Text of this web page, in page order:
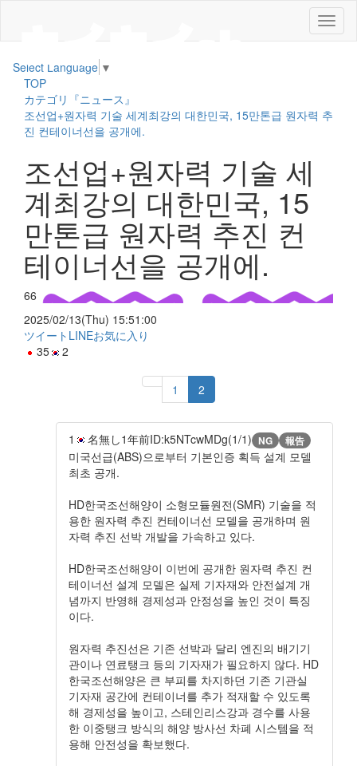
メ
ニ
Select Language ▼
TOP
カテゴリ『ニュース』
조선업+원자력 기술 세계최강의 대한민국, 15만톤급 원자력 추
진 컨테이너선을 공개에.
조선업+원자력 기술 세
계최강의 대한민국, 15
만톤급 원자력 추진 컨
테이너선을 공개에.
66
2025/02/13(Thu) 15:51:00
ツイート LINEお気に入り
35
2
1 2
1 名無し1年前ID:k5NTcwMDg(1/1) NG 報告
미국선급(ABS)으로부터 기본인증 획득 설계 모델
최초 공개.
HD한국조선해양이 소형모듈원전(SMR) 기술을 적
용한 원자력 추진 컨테이너선 모델을 공개하며 원
자력 추진 선박 개발을 가속하고 있다.
HD한국조선해양이 이번에 공개한 원자력 추진 컨
테이너선 설계 모델은 실제 기자재와 안전설계 개
념까지 반영해 경제성과 안정성을 높인 것이 특징
이다.
원자력 추진선은 기존 선박과 달리 엔진의 배기기
관이나 연료탱크 등의 기자재가 필요하지 않다. HD
한국조선해양은 큰 부피를 차지하던 기존 기관실
기자재 공간에 컨테이너를 추가 적재할 수 있도록
해 경제성을 높이고, 스테인리스강과 경수를 사용
한 이중탱크 방식의 해양 방사선 차폐 시스템을 적
용해 안전성을 확보했다.